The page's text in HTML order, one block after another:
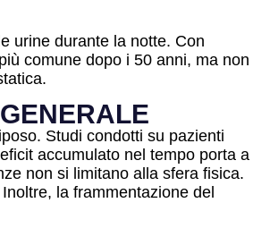
urine durante la notte. Con
comune dopo i 50 anni, ma non
Studi condotti su pazienti
accumulato nel tempo porta a
non si limitano alla sfera fisica.
la frammentazione del